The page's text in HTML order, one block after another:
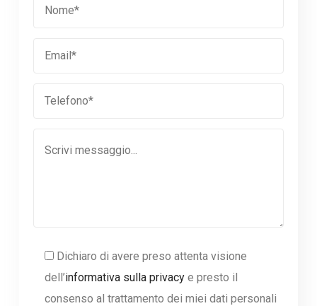
Dichiaro di avere preso attenta visione
dell’informativa sulla privacy e presto il
consenso al trattamento dei miei dati personali